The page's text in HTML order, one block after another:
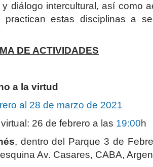
diálogo intercultural, así como
practican estas disciplinas a
DE ACTIVIDADES
a la virtud
al 28 de marzo de 2021
26 de febrero a las 19:00h
, dentro del Parque 3 de
Av. Casares, CABA,